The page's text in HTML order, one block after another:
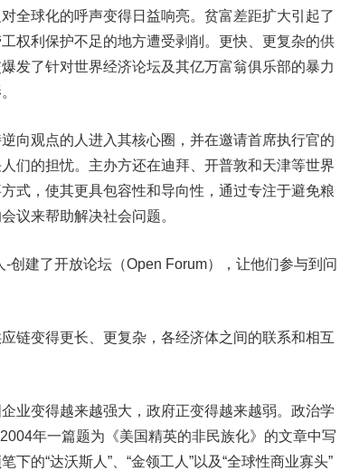
球化的呼声变得日益响亮。贫富差距扩大引起了
权利保护不足的地方遭受剥削。更快、更复杂的供
发了针对世界经济论坛及其亿万富翁俱乐部的暴力
观点的人进入其核心圈，并在邀请首席执行官的
们的担忧。主办方还在迪拜、开普敦和天津等世界
式，使其更具包容性和导向性，通过专注于避免粮
议来帮助解决社会问题。
建了开放论坛（Open Forum），让他们参与到问
变得更长、更复杂，各经济体之间的联系和相互
变得越来越强大，政府正变得越来越弱。政治学
年一篇题为《美国精英的非民族化》的文章中写
的“达沃斯人”、“金领工人”以及“全球性商业寡头”